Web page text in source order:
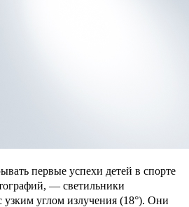
первые успехи детей в спорте
— светильники
узким углом излучения (18°). Они